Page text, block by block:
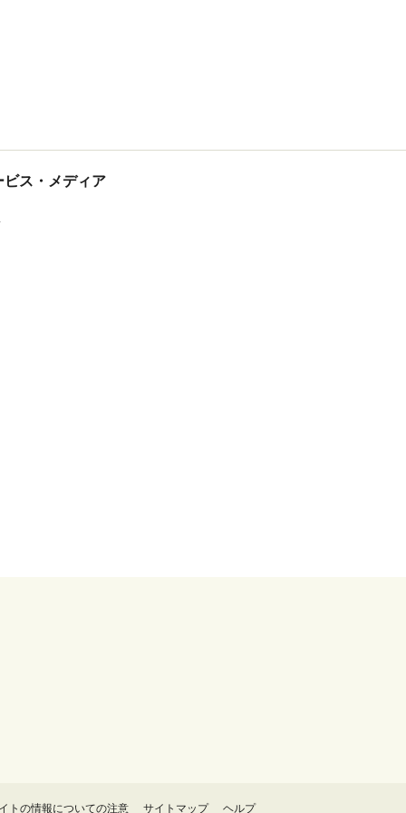
ス・メディア
トの情報についての注意 サイトマップ ヘルプ